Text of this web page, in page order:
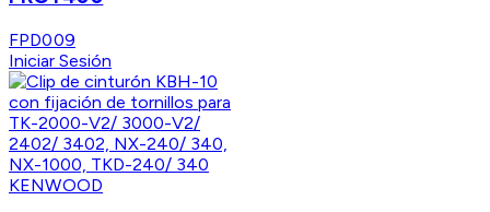
FPD009
Iniciar Sesión
KENWOOD